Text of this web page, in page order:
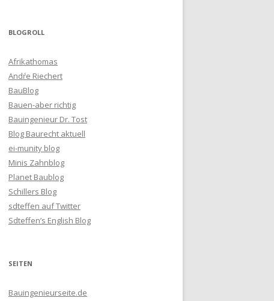
BLOGROLL
Afrikathomas
Andŕe Riechert
BauBlog
Bauen-aber richtig
Bauingenieur Dr. Tost
Blog Baurecht aktuell
ei-munity blog
Minis Zahnblog
Planet Baublog
Schillers Blog
sdteffen auf Twitter
Sdteffen’s English Blog
SEITEN
Bauingenieurseite.de